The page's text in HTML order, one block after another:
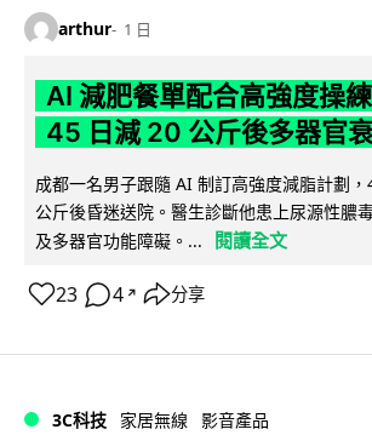
arthur 1 日
AI 減肥餐單配合高強度操
45 日減 20 公斤後多器官
成都一名男子跟隨 AI 制訂高強度減脂計劃
公斤後昏迷送院。醫生診斷他患上尿源性膿
及多器官功能障礙。...
閱讀全文
23 4 ↗ 分享
3C科技 家居無線 影音產品